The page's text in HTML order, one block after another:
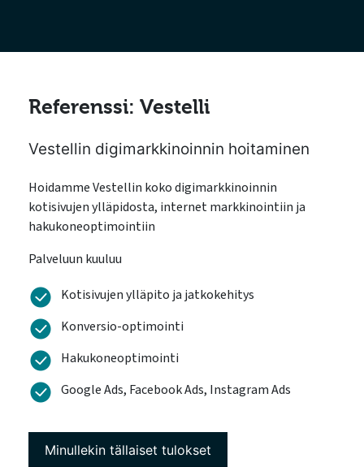
Referenssi: Vestelli
Vestellin digimarkkinoinnin hoitaminen
Hoidamme Vestellin koko digimarkkinoinnin
kotisivujen ylläpidosta, internet markkinointiin ja
hakukoneoptimointiin
Palveluun kuuluu
Kotisivujen ylläpito ja jatkokehitys
Konversio-optimointi
Hakukoneoptimointi
Google Ads, Facebook Ads, Instagram Ads
Minullekin tällaiset tulokset